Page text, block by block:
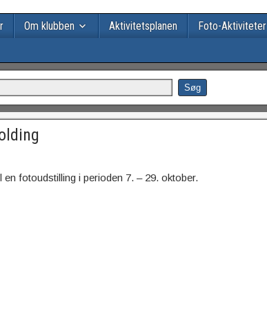
Om klubben Aktivitetsplanen Foto-Aktiviteter
fotoudstilling i perioden 7. – 29. oktober.